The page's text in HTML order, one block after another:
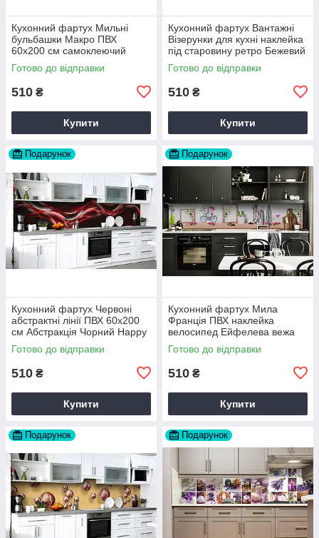
Кухонний фартух Мильні
бульбашки Макро ПВХ
60х200 см самоклеючий
вініловий Текстура Сірий
Happy Pocket Z183363
Готово до відправки
510 ₴
Купити
Кухонний фартух Вантажні
Візерунки для кухні наклейка
під старовину ретро Бежевий
60х200 см Happy Pocket
Z180561
Готово до відправки
510 ₴
Купити
Подарунок
Кухонний фартух Червоні
абстрактні лінії ПВХ 60х200
см Абстракція Чорний Happy
Pocket Z184164
Готово до відправки
510 ₴
Купити
Подарунок
Кухонний фартух Мила
Франція ПВХ наклейка
велосипед Ейфелева вежа
Бежевий 60х200 см Happy
Pocket Z180806
Готово до відправки
510 ₴
Купити
Подарунок Подарунок